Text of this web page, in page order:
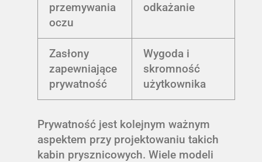
przemywania
oczu
odkażanie
Zasłony
zapewniające
prywatność
Wygoda i
skromność
użytkownika
Prywatność jest kolejnym ważnym
aspektem przy projektowaniu takich
kabin prysznicowych. Wiele modeli